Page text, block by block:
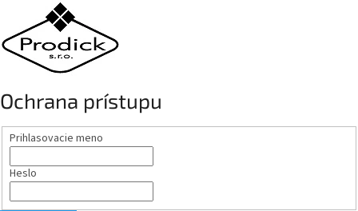
Ochrana prístupu
Prihlasovacie meno
Heslo